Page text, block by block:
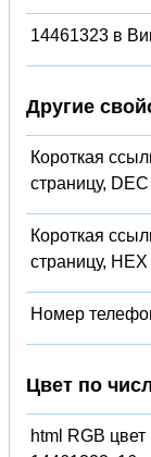
14461323 в
Другие
Короткая
страницу, DEC
Короткая
страницу, HEX
Номер
Цвет по
html RGB цвет